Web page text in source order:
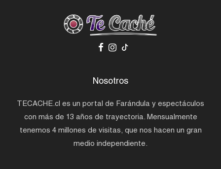
Nosotros
TECACHE.cl es un portal de Farándula y espectáculos
con más de 13 años de trayectoria. Mensualmente
tenemos 4 millones de visitas, que nos hacen un gran
medio independiente.